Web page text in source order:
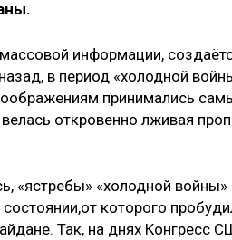
информации,
в период «холодной
принимались
откровенно лживая
«ястребы» «холодной
которого
Так, на днях Конгресс